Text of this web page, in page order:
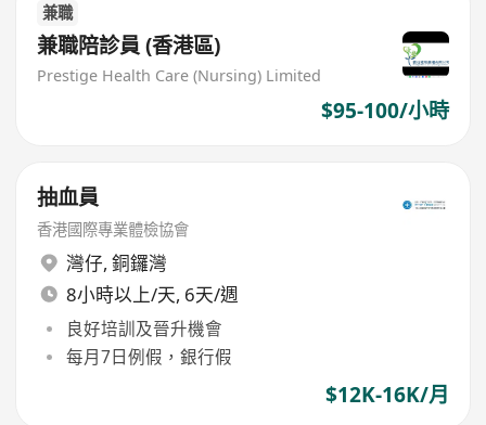
兼職
兼職陪診員 (香港區)
Prestige Health Care (Nursing) Limited
$95-100/小時
抽血員
香港國際專業體檢協會
灣仔, 銅鑼灣
8小時以上/天, 6天/週
良好培訓及晉升機會
每月7日例假，銀行假
$12K-16K/月